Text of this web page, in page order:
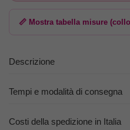
📏 Mostra tabella misure
Descrizione
Tempi e modalità di consegna
Costi della spedizione in Italia